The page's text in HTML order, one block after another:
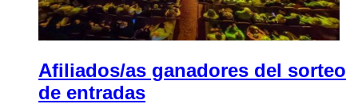
Afiliados/as ganadores del sorteo
de entradas